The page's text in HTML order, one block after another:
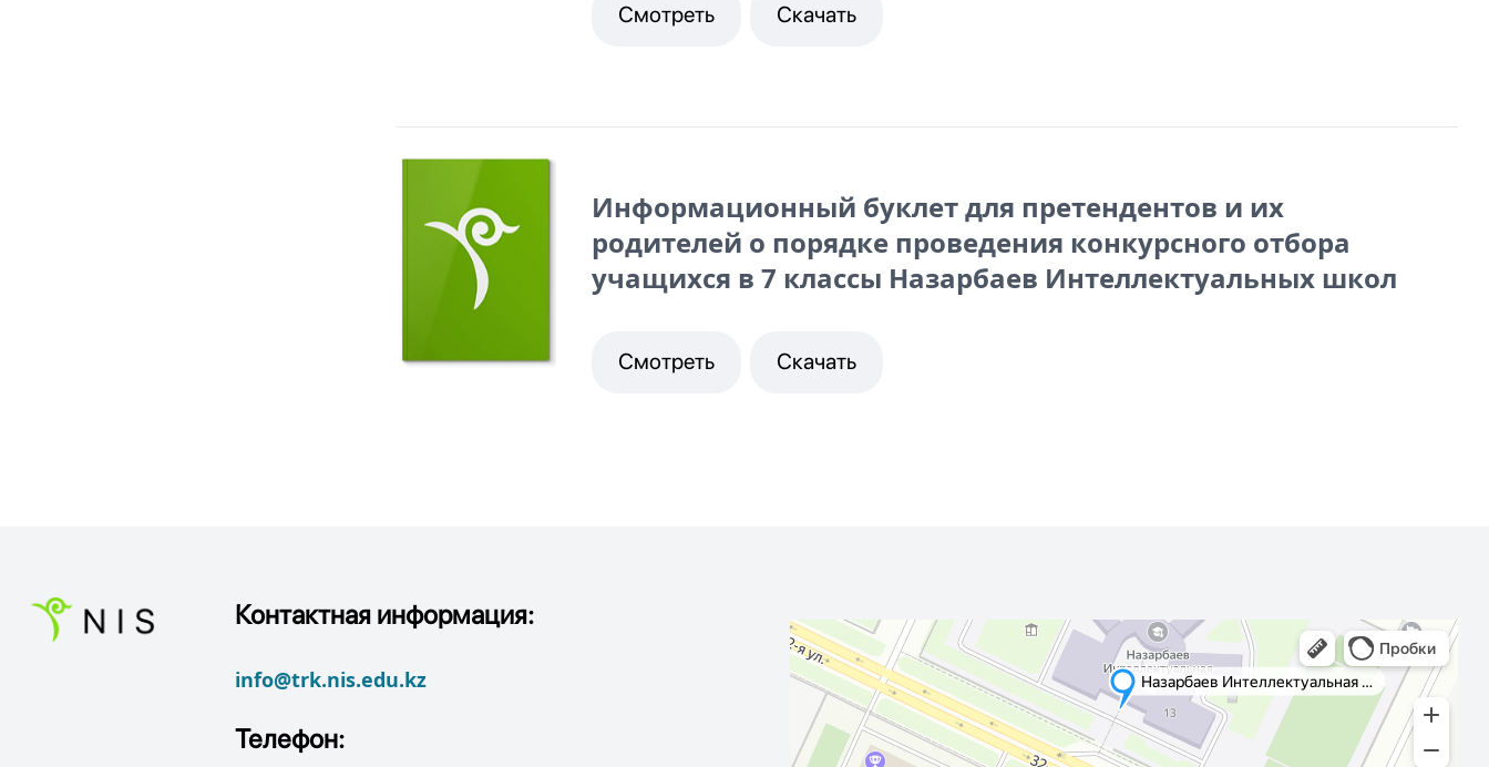
Смотреть Скачать
Информационный буклет для претендентов и их
родителей о порядке проведения конкурсного отбора
учащихся в 7 классы Назарбаев Интеллектуальных школ
Смотреть Скачать
Контактная информация:
info@trk.nis.edu.kz
Телефон: